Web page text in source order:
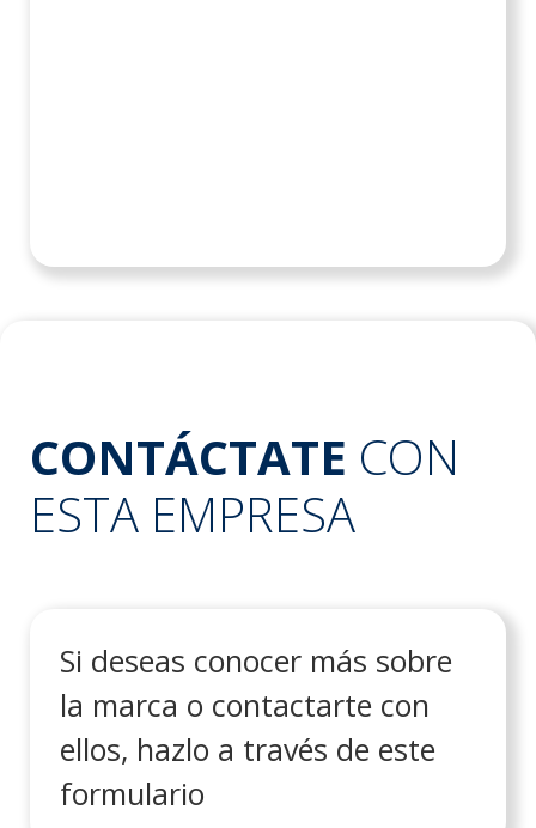
CONTÁCTATE CON
ESTA EMPRESA
Si deseas conocer más sobre
la marca o contactarte con
ellos, hazlo a través de este
formulario